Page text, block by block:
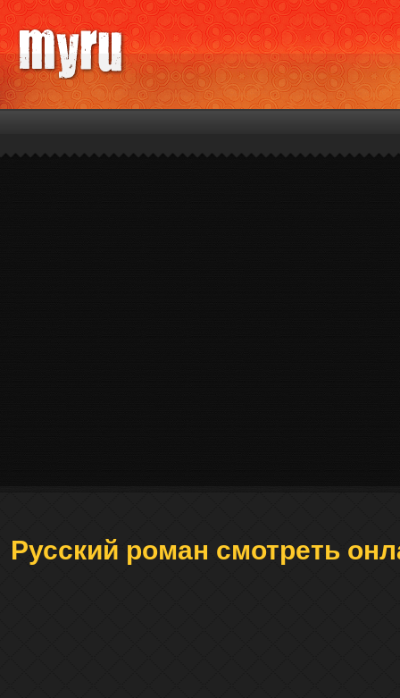
Русский роман смотреть